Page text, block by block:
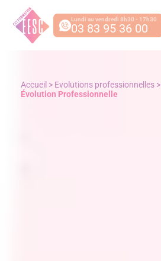
Lundi au vendredi 8h30 - 17h30
03 83 95 36 00
Accueil > Evolutions professionnelles >
Évolution Professionnelle